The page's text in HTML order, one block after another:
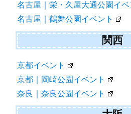
名古屋｜栄・久屋大通公園イベ
名古屋｜鶴舞公園イベント
関西
京都イベント
京都｜岡崎公園イベント
奈良｜奈良公園イベント